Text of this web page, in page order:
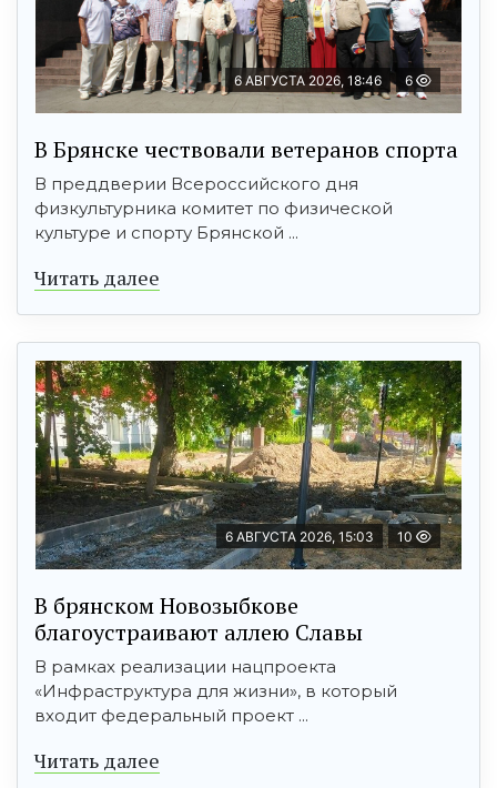
6 АВГУСТА 2026, 18:46 6
В Брянске чествовали ветеранов спорта
В преддверии Всероссийского дня
физкультурника комитет по физической
культуре и спорту Брянской ...
Читать далее
6 АВГУСТА 2026, 15:03 10
В брянском Новозыбкове
благоустраивают аллею Славы
В рамках реализации нацпроекта
«Инфраструктура для жизни», в который
входит федеральный проект ...
Читать далее